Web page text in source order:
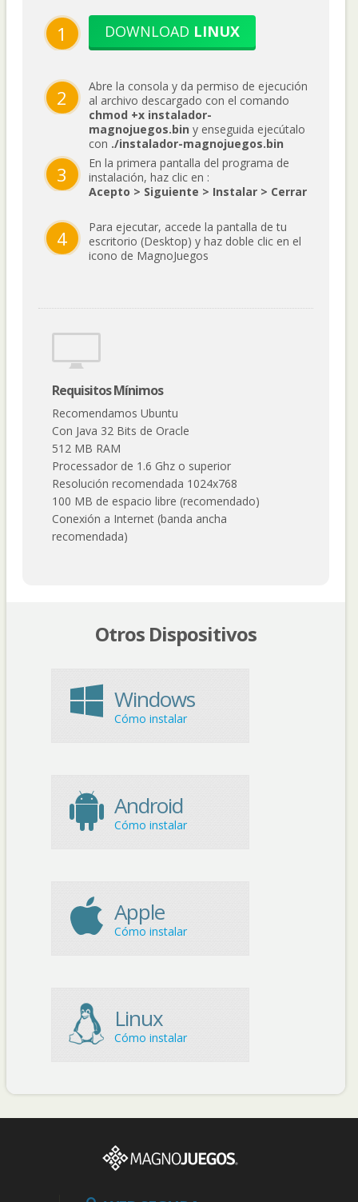
1 DOWNLOAD LINUX
2
Abre la consola y da permiso de ejecución
al archivo descargado con el comando
chmod +x instalador-
magnojuegos.bin y enseguida ejecútalo
con ./instalador-magnojuegos.bin
3
En la primera pantalla del programa de
instalación, haz clic en :
Acepto > Siguiente > Instalar > Cerrar
4
Para ejecutar, accede la pantalla de tu
escritorio (Desktop) y haz doble clic en el
icono de MagnoJuegos
Requisitos Mínimos
Recomendamos Ubuntu
Con Java 32 Bits de Oracle
512 MB RAM
Processador de 1.6 Ghz o superior
Resolución recomendada 1024x768
100 MB de espacio libre (recomendado)
Conexión a Internet (banda ancha
recomendada)
Otros Dispositivos
Windows
Cómo instalar
Android
Cómo instalar
Apple
Cómo instalar
Linux
Cómo instalar